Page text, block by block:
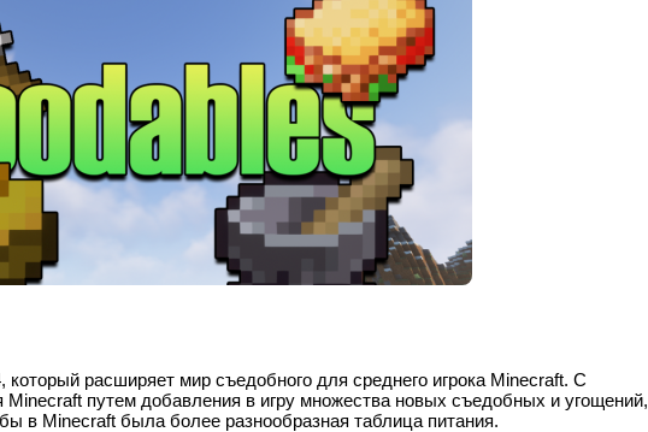
расширяет мир съедобного для среднего игрока Minecraft. С
путем добавления в игру множества новых съедобных и угощений,
в Minecraft была более разнообразная таблица питания.